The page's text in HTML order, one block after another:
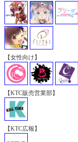
【女性向け】
【KTC販売営業部】
【KTC広報】